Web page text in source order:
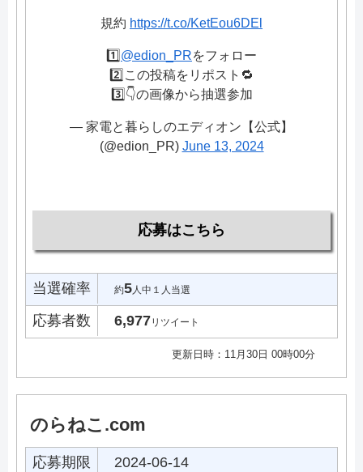
規約 https://t.co/KetEou6DEl
1️⃣ @edion_PRをフォロー
2️⃣この投稿をリポスト🔁
3️⃣👇の画像から抽選参加
— 家電と暮らしのエディオン【公式】
(@edion_PR) June 13, 2024
応募はこちら
当選確率 約5人中１人当選
応募者数 6,977リツイート
更新日時：11月30日 00時00分
のらねこ.com
応募期限 2024-06-14